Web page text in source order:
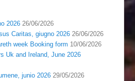
2026 26/06/2026
Caritas, giugno 2026 26/06/2026
week Booking form 10/06/2026
Uk and Ireland, June 2026
junio 2026 29/05/2026